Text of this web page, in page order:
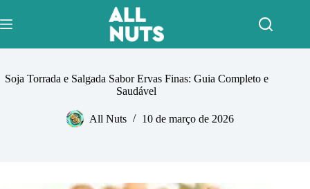
para
o
Soja Torrada e Salgada Sabor Ervas Finas: Guia Completo e
Saudável
All Nuts 10 de março de 2026